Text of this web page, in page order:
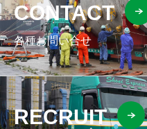
CONTACT
各種お問い合せ
RECRUIT